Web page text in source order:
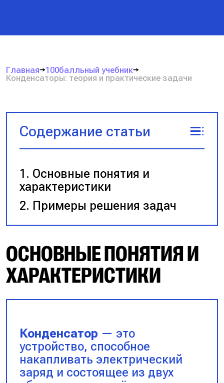
Главная
100балльный учебник
Конденсаторы: теория и практические задачи
Содержание статьи
Основные понятия и
характеристики
Примеры решения задач
ОСНОВНЫЕ ПОНЯТИЯ И
ХАРАКТЕРИСТИКИ
Конденсатор — это
устройство, способное
накапливать электрический
заряд и состоящее из двух